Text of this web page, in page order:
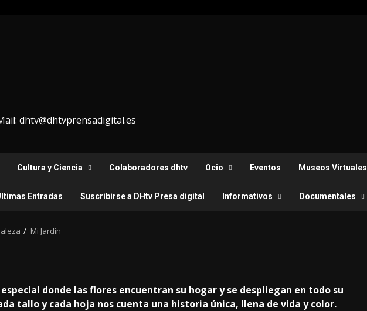
dhtv@dhtvprensadigital.es
Cultura y Ciencia Colaboradores dhtv Ocio Eventos Museos Virtuales
Entradas Suscribirse a DHtv Presa digital Informativos Documentales
Mi Jardín
donde las flores encuentran su hogar y se despliegan en todo su
tallo y cada hoja nos cuenta una historia única, llena de vida y color.